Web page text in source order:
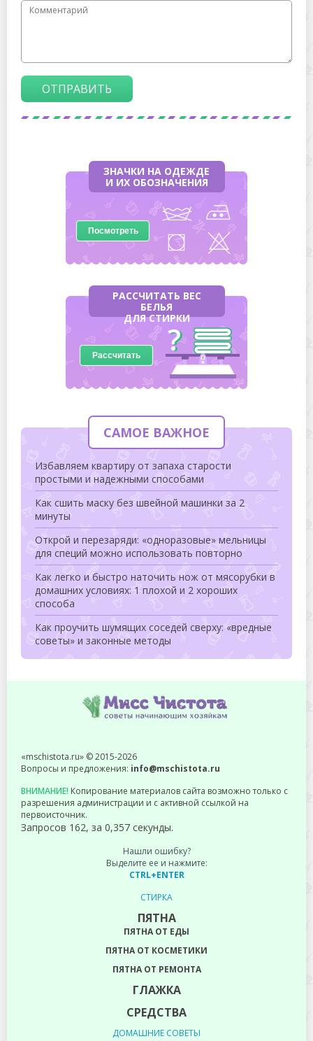
ОТПРАВИТЬ
ЗНАЧКИ НА ОДЕЖДЕ
И ИХ ОБОЗНАЧЕНИЯ
Посмотреть
РАССЧИТАТЬ ВЕС
БЕЛЬЯ
ДЛЯ СТИРКИ
Рассчитать
САМОЕ ВАЖНОЕ
Избавляем квартиру от запаха старости
простыми и надежными способами
Как сшить маску без швейной машинки за 2
минуты
Открой и перезаряди: «одноразовые» мельницы
для специй можно использовать повторно
Как легко и быстро наточить нож от мясорубки в
домашних условиях: 1 плохой и 2 хороших
способа
Как проучить шумящих соседей сверху: «вредные
советы» и законные методы
«mschistota.ru» © 2015-2026
Вопросы и предложения: info@mschistota.ru
ВНИМАНИЕ! Копирование материалов сайта возможно только с
разрешения администрации и с активной ссылкой на
первоисточник.
Запросов 162, за 0,357 секунды.
Нашли ошибку?
Выделите ее и нажмите:
CTRL+ENTER
СТИРКА
ПЯТНА
ПЯТНА ОТ ЕДЫ
ПЯТНА ОТ КОСМЕТИКИ
ПЯТНА ОТ РЕМОНТА
ГЛАЖКА
СРЕДСТВА
ДОМАШНИЕ СОВЕТЫ